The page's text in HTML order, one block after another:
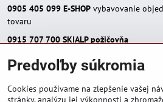
0905 405 099 E-SHOP vybavovanie
tovaru
0915 707 700 SKIALP požičovňa
E-MAIL:
eshop(zavináč)skialpinista.sk
pisosport(zavináč)pisosport.sk
Predvoľby súkromia
Cookies používame na zlepšenie vašej
stránky, analýzu jej výkonnosti a